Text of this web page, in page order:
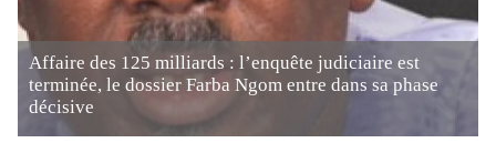
Affaire des 125 milliards : l’enquête judiciaire est
terminée, le dossier Farba Ngom entre dans sa phase
décisive